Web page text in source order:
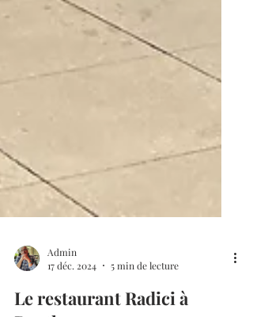
17 déc. 2024
5 min de lecture